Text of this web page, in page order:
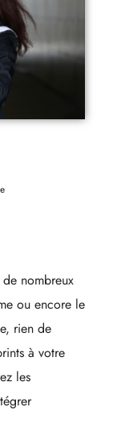
de nombreux
ou encore le
rien de
à votre
les